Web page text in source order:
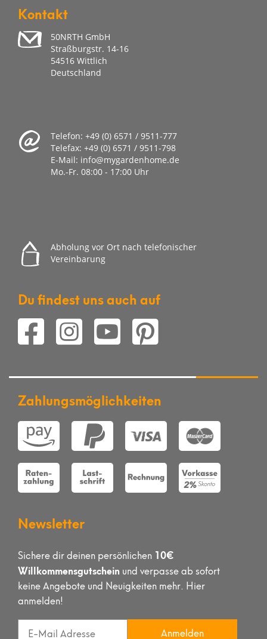
Kontakt
50NRTH GmbH
Straßburgstr. 14-16
54516 Wittlich
Deutschland
Telefon: +49 (0) 6571 / 9511-777
Telefax: +49 (0) 6571 / 9511-798
E-Mail: info@mygardenhome.de
Mo.-Fr. 08:00 - 17:00 Uhr
Abholung vor Ort nach telefonischer
Vereinbarung
Du findest uns auch auf
Zahlungsmöglichkeiten
Newsletter
Sichere dir deinen persönlichen 10€
Willkommensgutschein und verpasse ab sofort
keine Angebote und Neuigkeiten mehr. Hier
anmelden!
Anmelden